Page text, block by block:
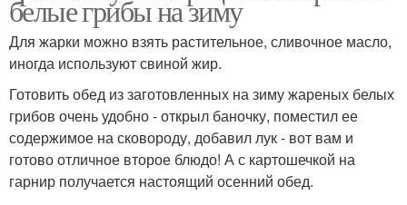
белые грибы на зиму
Для жарки можно взять растительное, сливочное масло,
иногда используют свиной жир.
Готовить обед из заготовленных на зиму жареных белых
грибов очень удобно - открыл баночку, поместил ее
содержимое на сковороду, добавил лук - вот вам и
готово отличное второе блюдо! А с картошечкой на
гарнир получается настоящий осенний обед.